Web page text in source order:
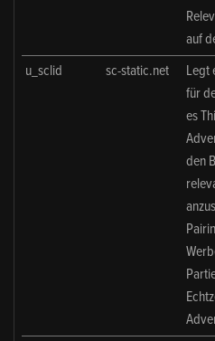
auf
u_sclid sc-static.net
Legt
für
es
den